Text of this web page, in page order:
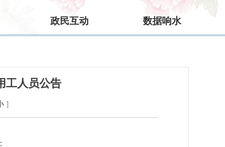
政民互动 数据响水
工人员公告
]
：